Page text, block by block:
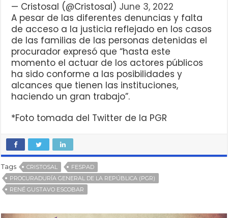
— Cristosal (@Cristosal) June 3, 2022
A pesar de las diferentes denuncias y falta
de acceso a la justicia reflejado en los casos
de las familias de las personas detenidas el
procurador expresó que “hasta este
momento el actuar de los actores públicos
ha sido conforme a las posibilidades y
alcances que tienen las instituciones,
haciendo un gran trabajo”.
*Foto tomada del Twitter de la PGR
Tags CRISTOSAL
FESPAD
PROCURADURÍA GENERAL DE LA REPÚBLICA (PGR)
RENÉ GUSTAVO ESCOBAR